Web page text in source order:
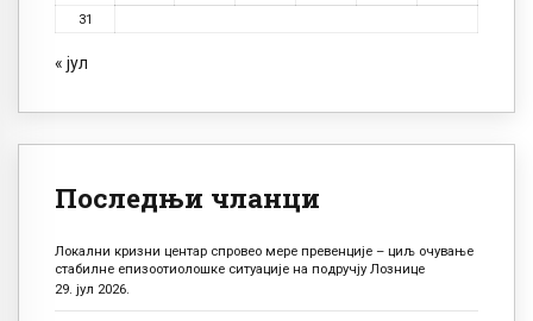
31
« јул
Последњи чланци
Локални кризни центар спровео мере превенције – циљ очување
стабилне епизоотиолошке ситуације на подручју Лознице
29. јул 2026.